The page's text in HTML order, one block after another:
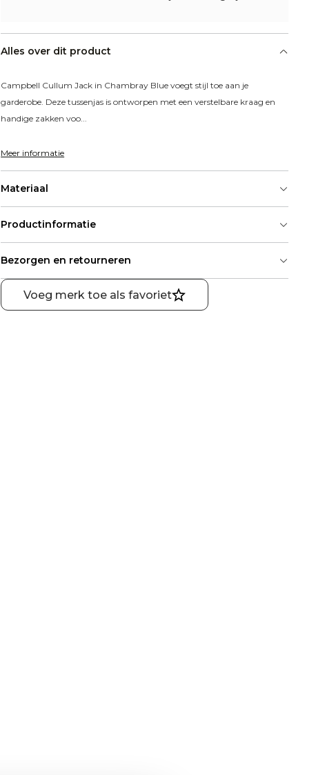
Alles over dit product
Campbell Cullum Jack in Chambray Blue voegt stijl toe aan je
garderobe. Deze tussenjas is ontworpen met een verstelbare kraag en
handige zakken voo...
Meer informatie
Materiaal
Productinformatie
Bezorgen en retourneren
Voeg merk toe als favoriet